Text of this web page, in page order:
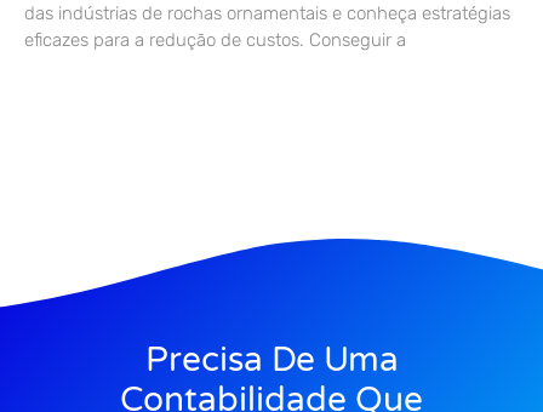
das indústrias de rochas ornamentais e conheça estratégias
eficazes para a redução de custos. Conseguir a
Precisa De Uma
Contabilidade Que